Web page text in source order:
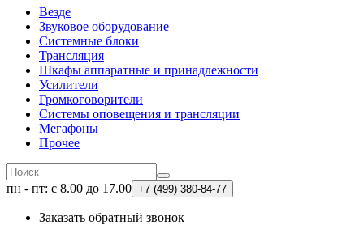
Везде
Звуковое оборудование
Системные блоки
Трансляция
Шкафы аппаратные и принадлежности
Усилители
Громкоговорители
Системы оповещения и трансляции
Мегафоны
Прочее
пн - пт: с 8.00 до 17.00 +7 (499) 380-84-77
Заказать обратный звонок